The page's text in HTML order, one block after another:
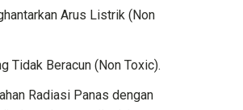
Arus Listrik (Non
Tidak Beracun (Non Toxic).
Radiasi Panas dengan